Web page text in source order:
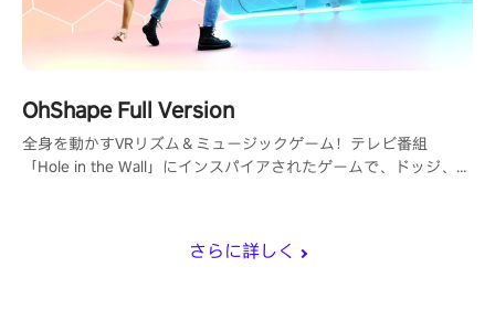
さらに詳しく
OhShape Full Version
全身を動かすVRリズム＆ミュージックゲーム！テレビ番組
「Hole in the Wall」にインスパイアされたゲームで、ドッジ、パ